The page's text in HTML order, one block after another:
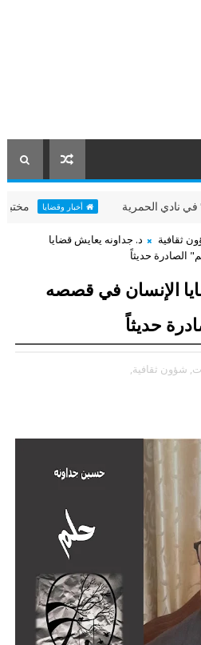
الحمرية أخبار وقضايا مختبر
ثقافية
د. جداونه يعايش قضايا
الصادرة حديثاً
الإنسان في قصصه
حديثاً
شؤون ثقافية,